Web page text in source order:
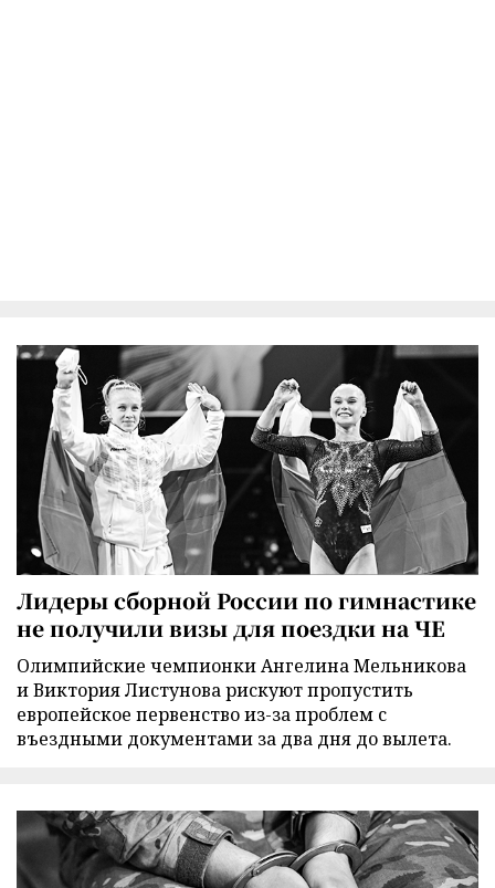
Лидеры сборной России по гимнастике
не получили визы для поездки на ЧЕ
Олимпийские чемпионки Ангелина Мельникова
и Виктория Листунова рискуют пропустить
европейское первенство из-за проблем с
въездными документами за два дня до вылета.